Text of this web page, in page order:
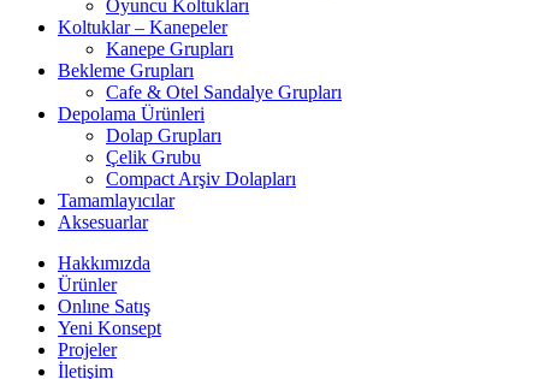
Oyuncu Koltukları
Koltuklar – Kanepeler
Kanepe Grupları
Bekleme Grupları
Cafe & Otel Sandalye Grupları
Depolama Ürünleri
Dolap Grupları
Çelik Grubu
Compact Arşiv Dolapları
Tamamlayıcılar
Aksesuarlar
Hakkımızda
Ürünler
Onlıne Satış
Yeni Konsept
Projeler
İletişim